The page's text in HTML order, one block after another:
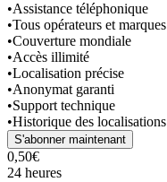
•Assistance téléphonique
•Tous opérateurs et marques
•Couverture mondiale
•Accès illimité
•Localisation précise
•Anonymat garanti
•Support technique
•Historique des localisations
S'abonner maintenant
0,50€
24 heures